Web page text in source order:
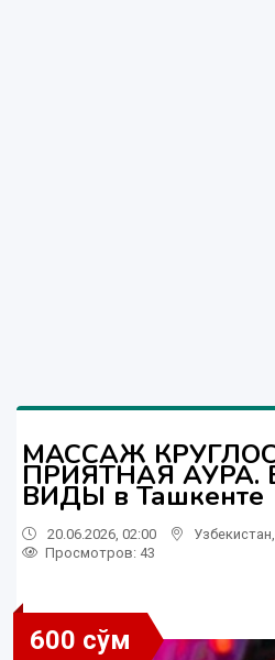
МАССАЖ
ПРИЯТНАЯ АУРА.
ВИДЫ в Ташкенте
20.06.2026, 02:00 Узбекистан
Просмотров: 43
600 сўм